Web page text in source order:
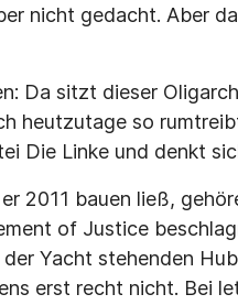
nicht gedacht. Aber
Da sitzt dieser
heutzutage so
Die Linke und denkt
2011 bauen ließ,
of Justice
Yacht stehenden
erst recht nicht. Bei